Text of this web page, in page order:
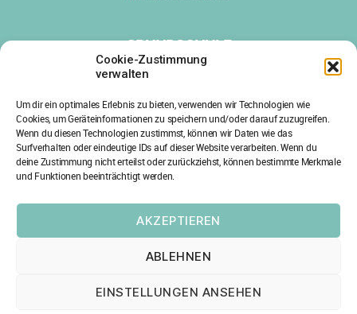
Cookie-Zustimmung
verwalten
Um dir ein optimales Erlebnis zu bieten, verwenden wir Technologien wie
Cookies, um Geräteinformationen zu speichern und/oder darauf zuzugreifen.
Wenn du diesen Technologien zustimmst, können wir Daten wie das
Surfverhalten oder eindeutige IDs auf dieser Website verarbeiten. Wenn du
deine Zustimmung nicht erteilst oder zurückziehst, können bestimmte Merkmale
und Funktionen beeinträchtigt werden.
AKZEPTIEREN
ABLEHNEN
EINSTELLUNGEN ANSEHEN
GRUNDSCHULE
DIEPERSDORF-LEINBURG
91227 Leinburg
Tel.: 09120/1803-0
Fax: 09120/1803-29
E-Mail: info@gs-leinburg.de
Umsetzung und Logo vonsuave Designin Leinburg •